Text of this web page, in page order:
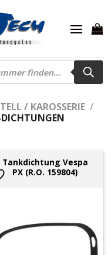
/ KAROSSERIE /
Tankdichtung Vespa
PX (R.O. 159804)